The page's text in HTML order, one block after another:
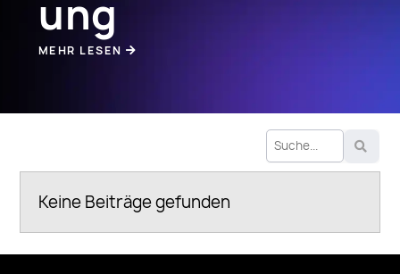
ung
MEHR LESEN
Keine Beiträge gefunden